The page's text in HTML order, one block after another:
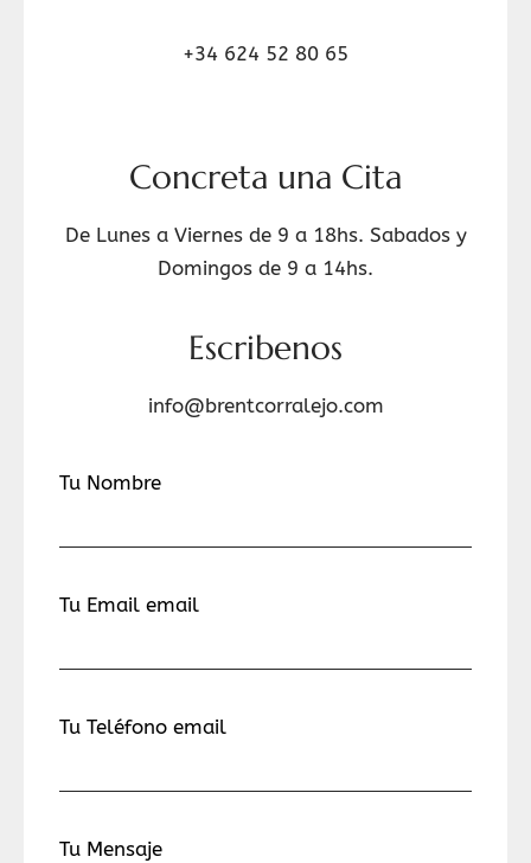
+34 624 52 80 65
Concreta una Cita
De Lunes a Viernes de 9 a 18hs. Sabados y
Domingos de 9 a 14hs.
Escribenos
info@brentcorralejo.com
Tu Nombre
Tu Email email
Tu Teléfono email
Tu Mensaje